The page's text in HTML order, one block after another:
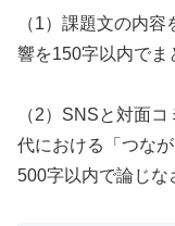
（1）課題文の内
響を150字以内でま
（2）SNSと対面
代における「つな
500字以内で論じな